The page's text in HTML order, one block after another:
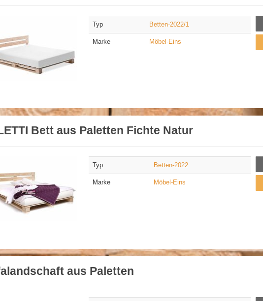
Typ Betten-2022/1
Marke Möbel-Eins
Bett aus Paletten Fichte Natur
Typ Betten-2022
Marke Möbel-Eins
aus Paletten